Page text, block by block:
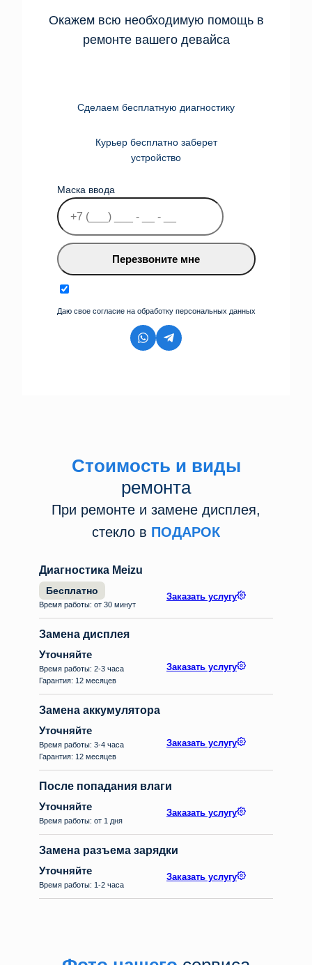
Окажем всю необходимую помощь в
ремонте вашего девайса
Сделаем бесплатную диагностику
Курьер бесплатно заберет
устройство
Маска ввода
Перезвоните мне
Даю свое согласие на обработку персональных данных
Стоимость и виды
ремонта
При ремонте и замене дисплея,
стекло в ПОДАРОК
Диагностика Meizu
Бесплатно
Время работы: от 30 минут
Заказать услугу
Замена дисплея
Уточняйте
Время работы: 2-3 часа
Гарантия: 12 месяцев
Заказать услугу
Замена аккумулятора
Уточняйте
Время работы: 3-4 часа
Гарантия: 12 месяцев
Заказать услугу
После попадания влаги
Уточняйте
Время работы: от 1 дня
Заказать услугу
Замена разъема зарядки
Уточняйте
Время работы: 1-2 часа
Заказать услугу